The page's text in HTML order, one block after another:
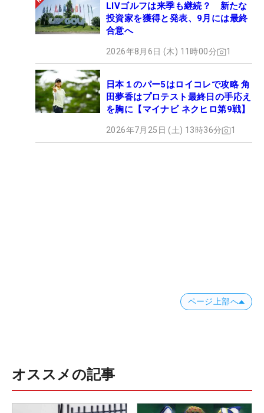
LIVゴルフは来季も継続？ 新たな
投資家を獲得と発表、9月には最終
合意へ
2026年8月6日 (木) 11時00分 1
日本１のパー5はロイコレで攻略 角
田夢香はプロテスト最終日の手応え
を胸に【マイナビ ネクヒロ第9戦】
2026年7月25日 (土) 13時36分 1
ページ上部へ
オススメの記事